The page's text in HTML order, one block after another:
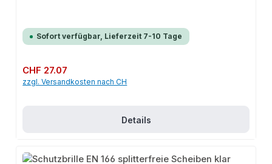
Sofort verfügbar, Lieferzeit 7-10 Tage
Regulärer Preis:
CHF 27.07
zzgl. Versandkosten nach CH
Details